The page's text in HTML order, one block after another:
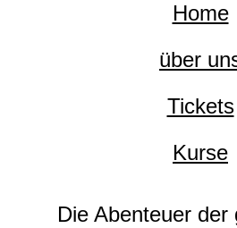
Home
über
Tickets
Kurse
Die Abenteuer der